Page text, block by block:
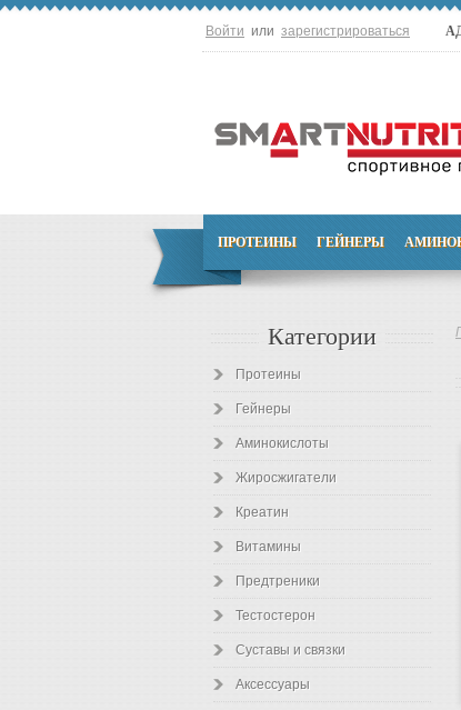
Войти или зарегистрироваться
ПРОТЕИНЫ ГЕЙНЕРЫ
Категории
Протеины
Гейнеры
Аминокислоты
Жиросжигатели
Креатин
Витамины
Предтреники
Тестостерон
Суставы и связки
Аксессуары